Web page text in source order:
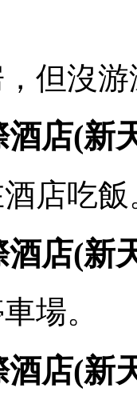
但沒
店(新
店吃飯
店(新
場。
店(新